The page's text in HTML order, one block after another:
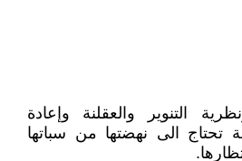
التنوير والعقلنة وإعادة
تحتاج الى نهضتها من سباتها